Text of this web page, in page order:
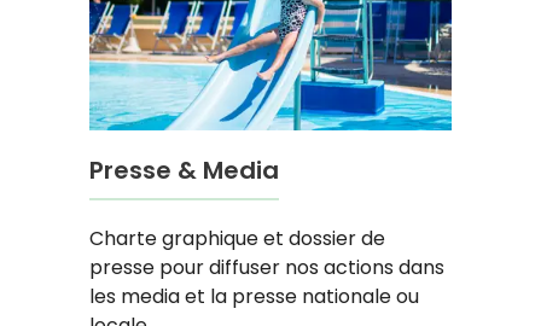
Presse & Media
Charte graphique et dossier de
presse pour diffuser nos actions dans
les media et la presse nationale ou